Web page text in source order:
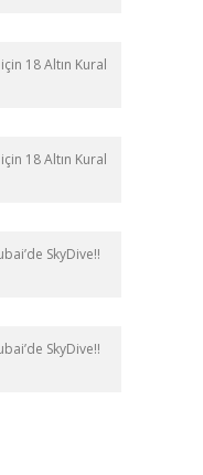
18 Altın Kural
18 Altın Kural
SkyDive!!
SkyDive!!